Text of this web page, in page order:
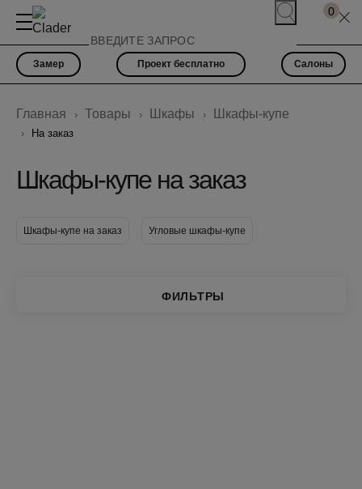
0
Замер Проект бесплатно Салоны
Главная Товары Шкафы Шкафы-купе
На заказ
Шкафы-купе на заказ
Шкафы-купе на заказ Угловые шкафы-купе
ФИЛЬТРЫ